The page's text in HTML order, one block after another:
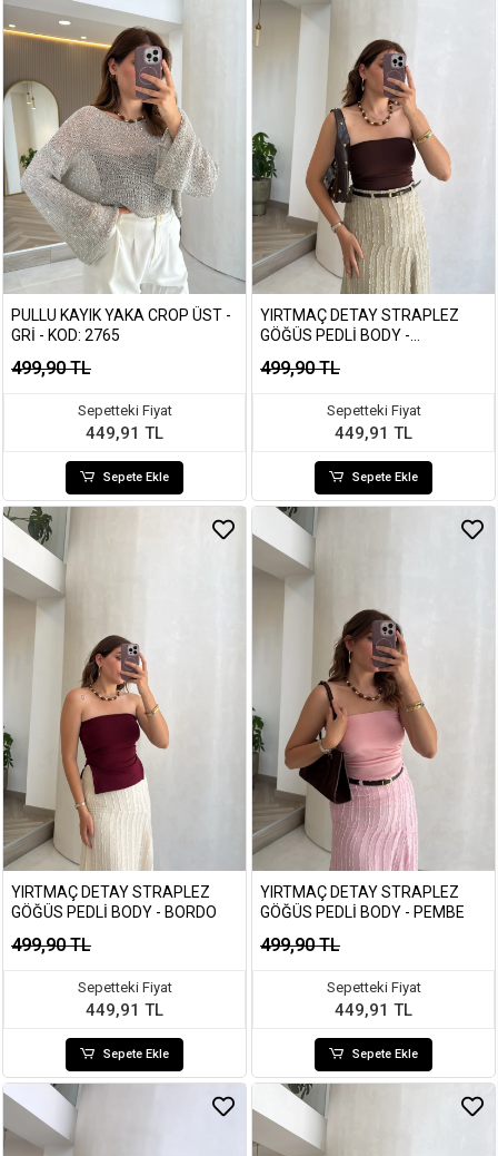
PULLU KAYIK YAKA CROP ÜST -
GRI - KOD: 2765
499,90 TL
Sepetteki Fiyat
449,91 TL
Sepete Ekle
YIRTMAÇ DETAY STRAPLEZ
GÖĞÜS PEDLI BODY -
499,90 TL
Sepetteki Fiyat
449,91 TL
Sepete Ekle
YIRTMAÇ DETAY STRAPLEZ
GÖĞÜS PEDLI BODY - BORDO
499,90 TL
Sepetteki Fiyat
449,91 TL
Sepete Ekle
YIRTMAÇ DETAY STRAPLEZ
GÖĞÜS PEDLI BODY - PEMBE
499,90 TL
Sepetteki Fiyat
449,91 TL
Sepete Ekle